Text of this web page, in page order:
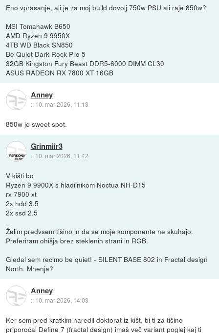
Eno vprasanje, ali je za moj build dovolj 750w PSU ali raje 850w?
MSI Tomahawk B650
AMD Ryzen 9 9950X
4TB WD Black SN850
Be Quiet Dark Rock Pro 5
32GB Kingston Fury Beast DDR5-6000 DIMM CL30
ASUS RADEON RX 7800 XT 16GB
Anney
:: 10. mar 2026, 11:13
850w je sweet spot.
Grinmiir3
:: 10. mar 2026, 11:42
V kišti bo
Ryzen 9 9900X s hladilnikom Noctua NH-D15
rx 7900 xt
2x hdd 3.5
2x ssd 2.5
Želim predvsem tišino in da se moje komponente ne skuhajo.
Preferiram ohišja brez steklenih strani in RGB.
Gledal sem recimo be quiet! - SILENT BASE 802 in Fractal design
North. Mnenja?
Anney
:: 10. mar 2026, 14:03
Ker sem pred kratkim naredil doktorat iz kišt, bi ti za tišino
priporočal Define 7 (fractal design) imaš več variant poglej kaj ti